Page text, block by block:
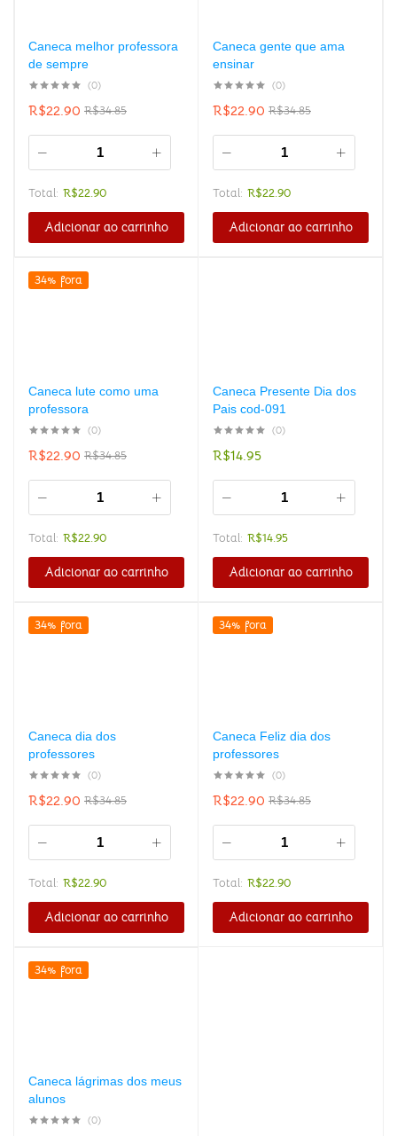
Caneca melhor professora
de sempre
(0)
R$34.85
R$22.90
Total: R$22.90
Adicionar ao carrinho
Caneca gente que ama
ensinar
(0)
R$34.85
R$22.90
Total: R$22.90
Adicionar ao carrinho
34% fora
Caneca lute como uma
professora
(0)
R$34.85
R$22.90
Total: R$22.90
Adicionar ao carrinho
Caneca Presente Dia dos
Pais cod-091
(0)
R$14.95
Total: R$14.95
Adicionar ao carrinho
34% fora
Caneca dia dos
professores
(0)
R$34.85
R$22.90
Total: R$22.90
Adicionar ao carrinho
34% fora
Caneca Feliz dia dos
professores
(0)
R$34.85
R$22.90
Total: R$22.90
Adicionar ao carrinho
34% fora
Caneca lágrimas dos meus
alunos
(0)